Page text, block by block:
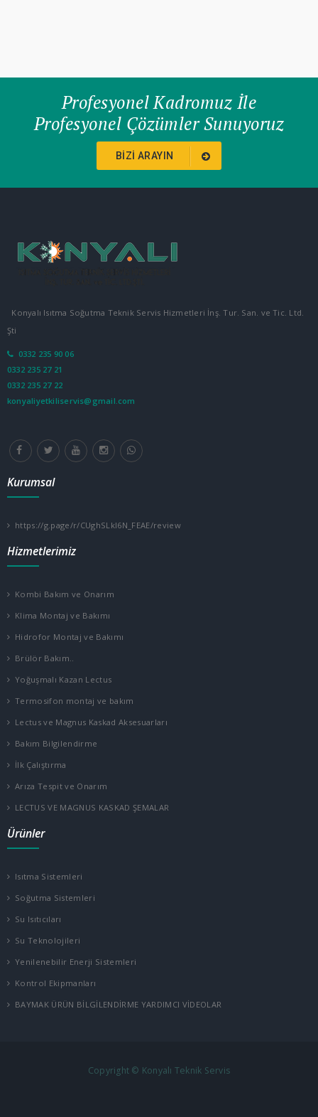
Profesyonel Kadromuz İle
Profesyonel Çözümler Sunuyoruz
BIZI ARAYIN
Konyalı Isıtma Soğutma Teknik Servis Hizmetleri İnş. Tur. San. ve Tic. Ltd.
Şti
0332 235 90 06
0332 235 27 21
0332 235 27 22
konyaliyetkiliservis@gmail.com
Kurumsal
https://g.page/r/CUghSLkl6N_FEAE/review
Hizmetlerimiz
Kombi Bakım ve Onarım
Klima Montaj ve Bakımı
Hidrofor Montaj ve Bakımı
Brülör Bakım..
Yoğuşmalı Kazan Lectus
Termosifon montaj ve bakım
Lectus ve Magnus Kaskad Aksesuarları
Bakım Bilgilendirme
İlk Çalıştırma
Arıza Tespit ve Onarım
LECTUS VE MAGNUS KASKAD ŞEMALAR
Ürünler
Isıtma Sistemleri
Soğutma Sistemleri
Su Isıtıcıları
Su Teknolojileri
Yenilenebilir Enerji Sistemleri
Kontrol Ekipmanları
BAYMAK ÜRÜN BİLGİLENDİRME YARDIMCI VİDEOLAR
Copyright © Konyalı Teknik Servis